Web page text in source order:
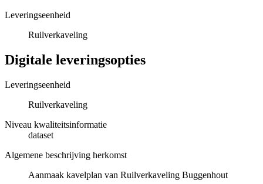
Leveringseenheid
Ruilverkaveling
Digitale leveringsopties
Leveringseenheid
Ruilverkaveling
Niveau kwaliteitsinformatie
dataset
Algemene beschrijving herkomst
Aanmaak kavelplan van Ruilverkaveling Buggenhout